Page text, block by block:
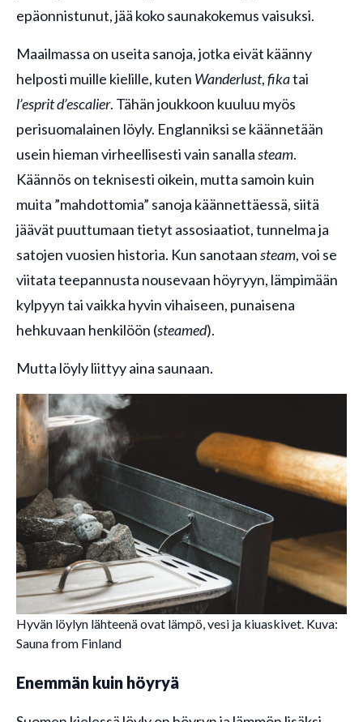
epäonnistunut, jää koko saunakokemus vaisuksi.
Maailmassa on useita sanoja, jotka eivät käänny
helposti muille kielille, kuten Wanderlust,fikatai
l’esprit d’escalier. Tähän joukkoon kuuluu myös
perisuomalainen löyly. Englanniksi se käännetään
usein hieman virheellisesti vain sanallasteam.
Käännös on teknisesti oikein, mutta samoin kuin
muita ”mahdottomia” sanoja käännettäessä, siitä
jäävät puuttumaan tietyt assosiaatiot, tunnelma ja
satojen vuosien historia. Kun sanotaansteam, voi se
viitata teepannusta nousevaan höyryyn, lämpimään
kylpyyn tai vaikka hyvin vihaiseen, punaisena
hehkuvaan henkilöön (steamed).
Mutta löyly liittyy aina saunaan.
Hyvän löylyn lähteenä ovat lämpö, vesi ja kiuaskivet. Kuva:
Sauna from Finland
Enemmän kuin höyryä